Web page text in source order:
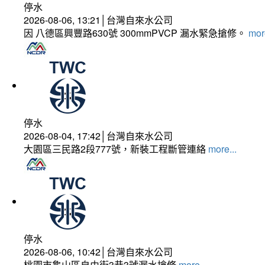
停水
2026-08-06, 13:21│台灣自來水公司
因 八德區興豐路630號 300mmPVCP 漏水緊急搶修。
停水
2026-08-04, 17:42│台灣自來水公司
大園區三民路2段777號，新裝工程斷管連絡 more...
停水
2026-08-06, 10:42│台灣自來水公司